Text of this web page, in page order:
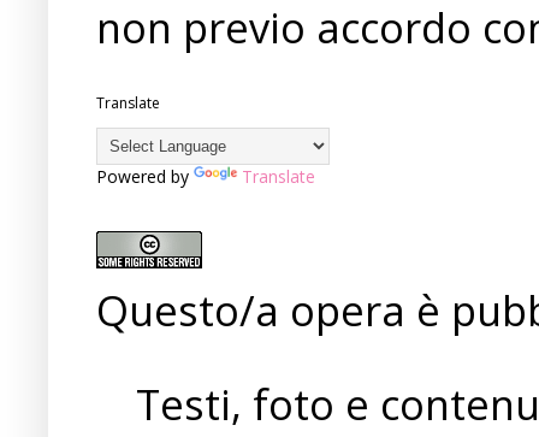
non previo accordo
Translate
Powered by Translate
Questo/a opera è
Testi, foto e